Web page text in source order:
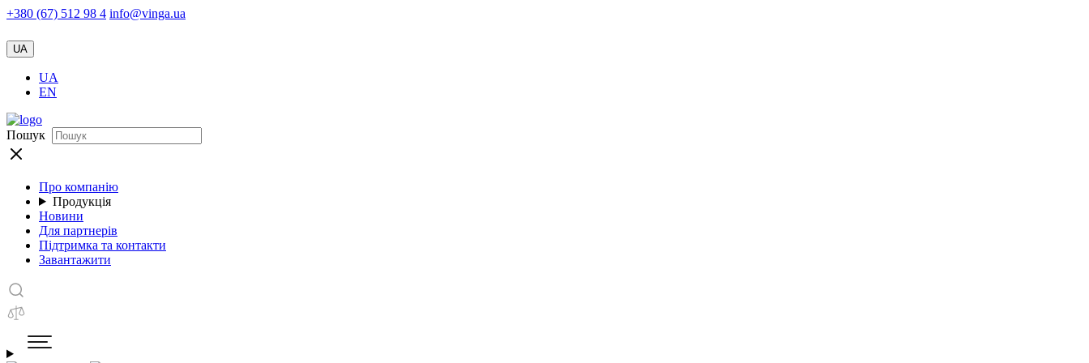
+380 (67) 512 98 4 info@vinga.ua
UA
UA
EN
Пошук
Про компанію
Продукція
Новини
Для партнерів
Підтримка та контакти
Завантажити